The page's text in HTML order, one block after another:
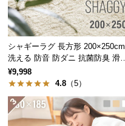
送
に
つ
い
て
梱
設
シャギーラグ 長方形 200×250cm
洗える 防音 防ダニ 抗菌防臭 滑り
止め付き
¥9,998
4.8 （5）